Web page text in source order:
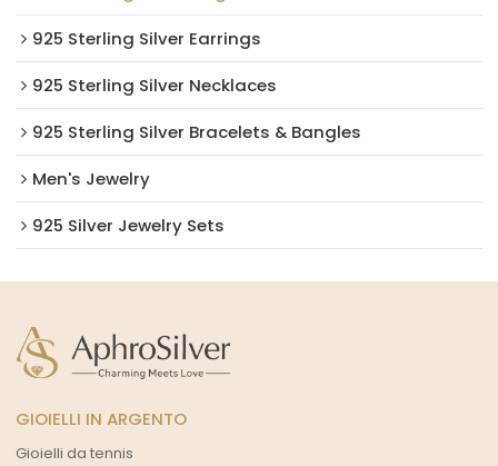
925 Sterling Silver Earrings
925 Sterling Silver Necklaces
925 Sterling Silver Bracelets & Bangles
Men's Jewelry
925 Silver Jewelry Sets
GIOIELLI IN ARGENTO
Gioielli da tennis